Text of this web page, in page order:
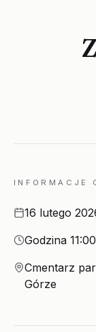
INFORMACJE
Data16 lutego
Godzina
Godzina 11:00
Miejsce
Cmentarz
Górze